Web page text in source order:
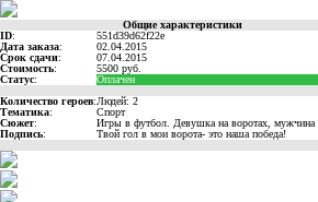
Общие характеристики
ID: 551d39d62f22e
Дата заказа: 02.04.2015
Срок сдачи: 07.04.2015
Стоимость: 5500 руб.
Статус: Оплачен
Количество героев:Людей: 2
Тематика:
Спорт
Сюжет:
Игры в футбол. Девушка на воротах, мужчина
Подпись:
Твой гол в мои ворота- это наша победа!